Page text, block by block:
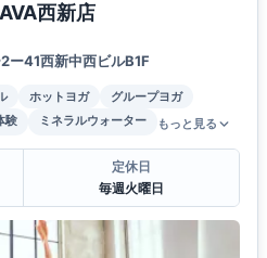
西新店
ー41西新中西ビルB1F
ホットヨガ
グループヨガ
験 ミネラルウォーター もっと見る
定休日
毎週火曜日